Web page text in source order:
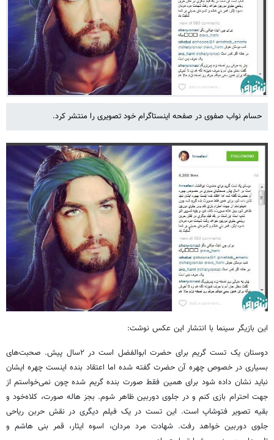
حسام نواب صفوی در صفحه اینستاگرام خود تصویری را منتشر کرد.
این بازیگر سینما با انتشار این عکس نوشت:
دوستان یک تست گریم برای حضرت ابوالفضل است در ٢سال پیش. صحبت‌های
بسیاری در خصوص چهره آن حضرت گفته شده اما اعتقاد بنده اینست چهره ایشان
نباید نشان داده شود برای همین فقط صورت بنده گریم شده چون نمی‌خواستم از
جهت احترام بازی کنم و در جلوی دوربین ظاهر شوم. بجز هاله صورت، کلاه‌خود و
بقیه تصویر فتوشاپ است. این تست در یک فیلم دیگری در نقش حربن ریاحی
جلوی دوربین خواهد رفت. شهادت مرد مردان، اسوه ایثار، قمر بنی هاشم و